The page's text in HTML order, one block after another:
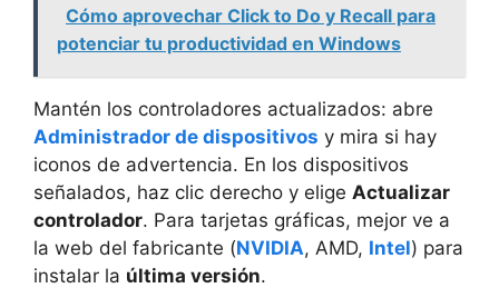
Cómo aprovechar Click to Do y Recall para
potenciar tu productividad en Windows
Mantén los controladores actualizados: abre
Administrador de dispositivos y mira si hay
iconos de advertencia. En los dispositivos
señalados, haz clic derecho y elige Actualizar
controlador. Para tarjetas gráficas, mejor ve a
la web del fabricante (NVIDIA, AMD, Intel) para
instalar la última versión.